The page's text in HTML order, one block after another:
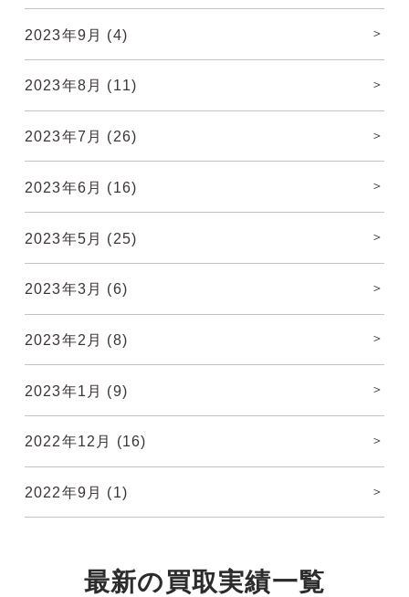
2023年9月 (4)
2023年8月 (11)
2023年7月 (26)
2023年6月 (16)
2023年5月 (25)
2023年3月 (6)
2023年2月 (8)
2023年1月 (9)
2022年12月 (16)
2022年9月 (1)
最新の買取実績一覧